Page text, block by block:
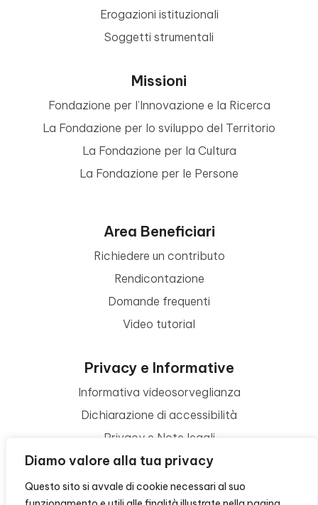
Diamo valore alla tua privacy
Questo sito si avvale di cookie necessari al suo
Erogazioni istituzionali
Soggetti strumentali
Missioni
Fondazione per l’Innovazione e la Ricerca
La Fondazione per lo sviluppo del Territorio
La Fondazione per la Cultura
La Fondazione per le Persone
Area Beneficiari
Richiedere un contributo
Rendicontazione
Domande frequenti
Video tutorial
Privacy e Informative
Informativa videosorveglianza
Dichiarazione di accessibilità
Privacy e Note legali
Termini di utilizzo
Cookie policy